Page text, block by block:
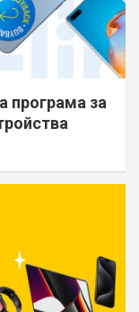
програма за